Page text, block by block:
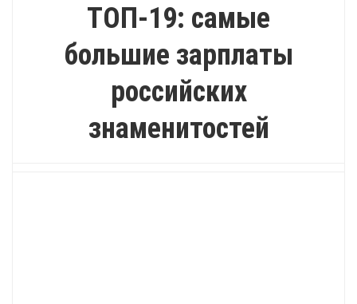
ТОП-19: самые
большие зарплаты
российских
знаменитостей